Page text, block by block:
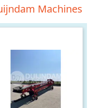
Machines